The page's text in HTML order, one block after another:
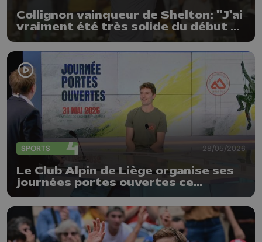
Collignon vainqueur de Shelton: "J'ai
vraiment été très solide du début à
SPORTS 28/05/2026
Le Club Alpin de Liège organise ses
journées portes ouvertes ce
dimanche